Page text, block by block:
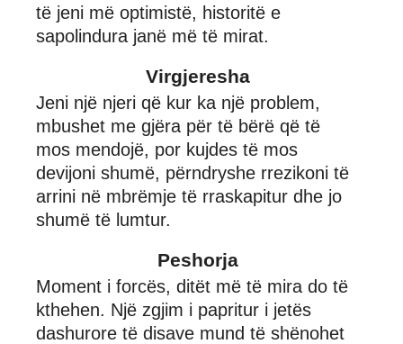
të jeni më optimistë, historitë e
sapolindura janë më të mirat.
Virgjeresha
Jeni një njeri që kur ka një problem,
mbushet me gjëra për të bërë që të
mos mendojë, por kujdes të mos
devijoni shumë, përndryshe rrezikoni të
arrini në mbrëmje të rraskapitur dhe jo
shumë të lumtur.
Peshorja
Moment i forcës, ditët më të mira do të
kthehen. Një zgjim i papritur i jetës
dashurore të disave mund të shënohet